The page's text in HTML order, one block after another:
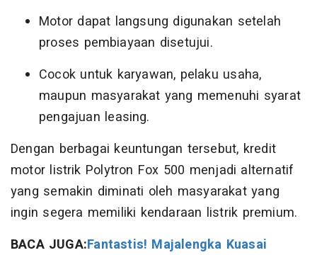
Motor dapat langsung digunakan setelah
proses pembiayaan disetujui.
Cocok untuk karyawan, pelaku usaha,
maupun masyarakat yang memenuhi syarat
pengajuan leasing.
Dengan berbagai keuntungan tersebut, kredit
motor listrik Polytron Fox 500 menjadi alternatif
yang semakin diminati oleh masyarakat yang
ingin segera memiliki kendaraan listrik premium.
BACA JUGA:Fantastis! Majalengka Kuasai